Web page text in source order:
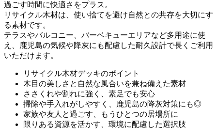
過ごす時間に快適さをプラス。
リサイクル木材は、使い捨てを避け自然との共存を大切にす
る素材です。
テラスやバルコニー、バーベキューエリアなど多用途に使
え、鹿児島の気候や降灰にも配慮した耐久設計で長くご利用
いただけます。
リサイクル木材デッキのポイント
木目の美しさと自然な風合いを兼ね備えた素材
ささくれや割れに強く、素足でも安心
掃除や手入れがしやすく、鹿児島の降灰対策にも◎
家族や友人と過ごす、もうひとつの居場所に
限りある資源を活かす、環境に配慮した選択肢